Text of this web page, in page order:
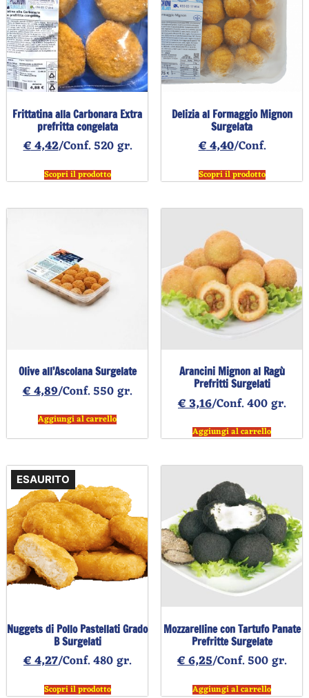
Frittatina alla Carbonara Extra
prefritta congelata
€4,42/Conf. 520 gr.
Scopri il prodotto
Delizia al Formaggio Mignon
Surgelata
€4,40/Conf.
Scopri il prodotto
Olive all’Ascolana Surgelate
€4,89/Conf. 550 gr.
Aggiungi al carrello
Arancini Mignon al Ragù
Prefritti Surgelati
€3,16/Conf. 400 gr.
Aggiungi al carrello
ESAURITO
Nuggets di Pollo Pastellati Grado
B Surgelati
€4,27/Conf. 480 gr.
Scopri il prodotto
Mozzarelline con Tartufo Panate
Prefritte Surgelate
€6,25/Conf. 500 gr.
Aggiungi al carrello